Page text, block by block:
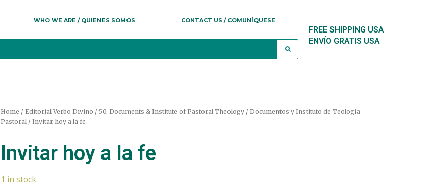
WHO WE ARE / QUIENES SOMOS CONTACT US / COMUNÍQUESE
FREE SHIPPING USA
ENVÍO GRATIS USA
Home / Editorial Verbo Divino / 50. Documents & Institute of Pastoral Theology / Documentos y Instituto de Teología
Pastoral/ Invitar hoy a la fe
Invitar hoy a la fe
1 in stock